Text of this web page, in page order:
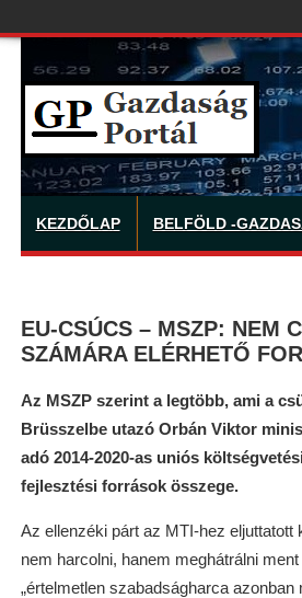
KEZDŐLAP BELFÖLD -
EU-CSÚCS – MSZP: NEM
SZÁMÁRA ELÉRHETŐ
Az MSZP szerint a legtöbb, ami a
Brüsszelbe utazó Orbán Viktor
adó 2014-2020-as uniós
fejlesztési források összege.
Az ellenzéki párt az MTI-hez
nem harcolni, hanem meghátrálni
„értelmetlen szabadságharca